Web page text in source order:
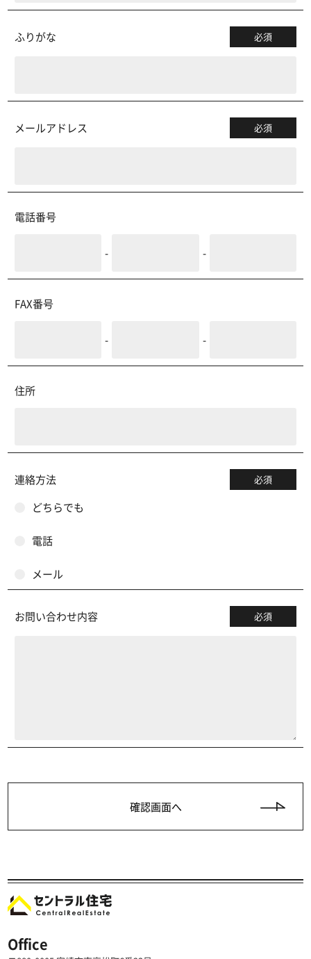
ふりがな 必須
メールアドレス 必須
電話番号
- -
FAX番号
- -
住所
連絡方法 必須
どちらでも
電話
メール
お問い合わせ内容 必須
Office